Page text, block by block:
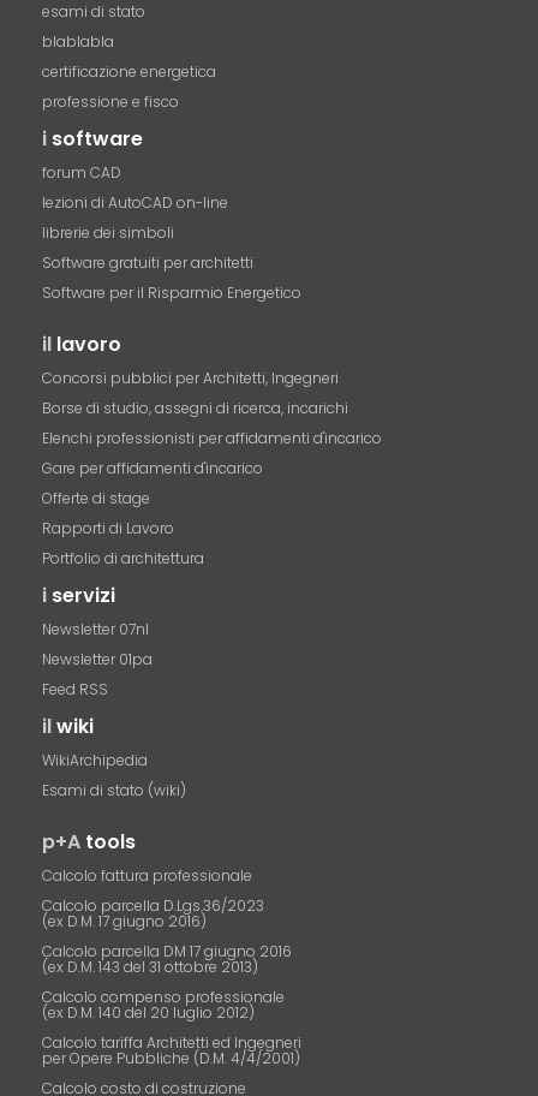
esami di stato
blablabla
certificazione energetica
professione e fisco
i software
forum CAD
lezioni di AutoCAD on-line
librerie dei simboli
Software gratuiti per architetti
Software per il Risparmio Energetico
il lavoro
Concorsi pubblici per Architetti, Ingegneri
Borse di studio, assegni di ricerca, incarichi
Elenchi professionisti per affidamenti d'incarico
Gare per affidamenti d'incarico
Offerte di stage
Rapporti di Lavoro
Portfolio di architettura
i servizi
Newsletter 07nl
Newsletter 01pa
Feed RSS
ilwiki
WikiArchipedia
Esami di stato (wiki)
p+A tools
Calcolo fattura professionale
Calcolo parcella D.Lgs.36/2023
(ex D.M. 17 giugno 2016)
Calcolo parcella DM 17 giugno 2016
(ex D.M. 143 del 31 ottobre 2013)
Calcolo compenso professionale
(ex D.M. 140 del 20 luglio 2012)
Calcolo tariffa Architetti ed Ingegneri
per Opere Pubbliche (D.M. 4/4/2001)
Calcolo costo di costruzione